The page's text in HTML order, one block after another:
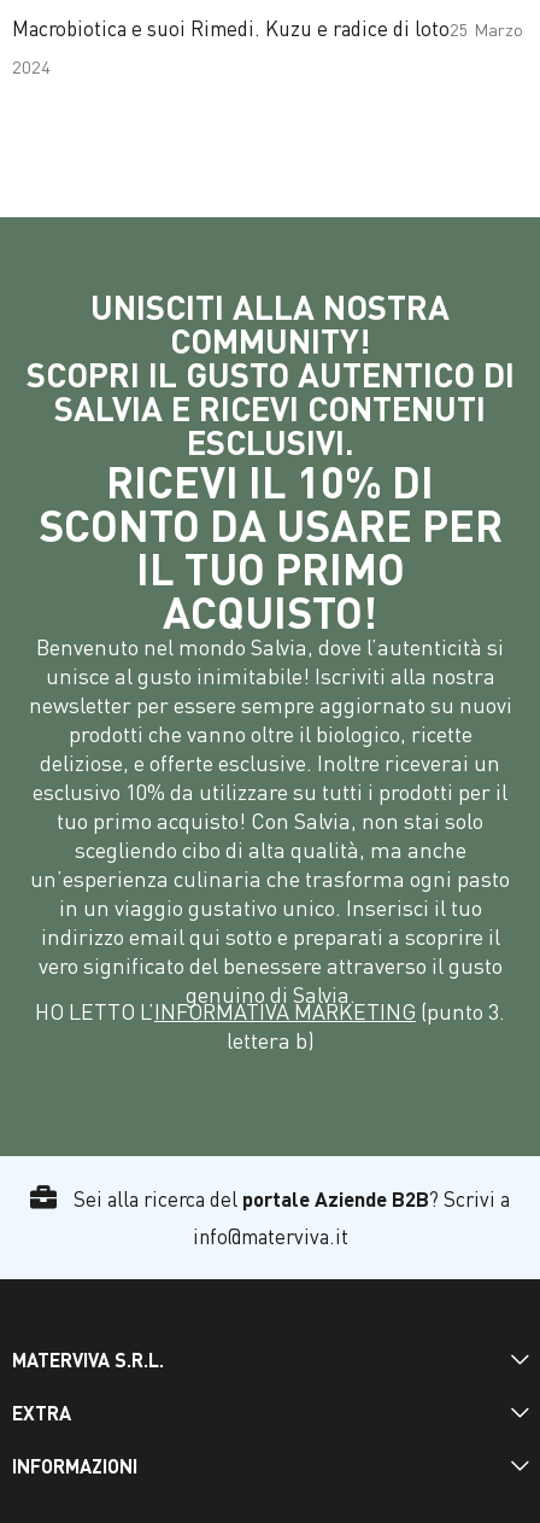
Macrobiotica e suoi Rimedi. Kuzu e radice di loto25 Marzo
2024
UNISCITI ALLA NOSTRA
COMMUNITY!
SCOPRI IL GUSTO AUTENTICO DI
SALVIA E RICEVI CONTENUTI
ESCLUSIVI.
RICEVI IL 10% DI
SCONTO DA USARE PER
IL TUO PRIMO
ACQUISTO!
Benvenuto nel mondo Salvia, dove l’autenticità si
unisce al gusto inimitabile! Iscriviti alla nostra
newsletter per essere sempre aggiornato su nuovi
prodotti che vanno oltre il biologico, ricette
deliziose, e offerte esclusive. Inoltre riceverai un
esclusivo 10% da utilizzare su tutti i prodotti per il
tuo primo acquisto! Con Salvia, non stai solo
scegliendo cibo di alta qualità, ma anche
un’esperienza culinaria che trasforma ogni pasto
in un viaggio gustativo unico. Inserisci il tuo
indirizzo email qui sotto e preparati a scoprire il
vero significato del benessere attraverso il gusto
genuino di Salvia.
HO LETTO L’INFORMATIVA MARKETING (punto 3.
lettera b)
Sei alla ricerca del portale Aziende B2B? Scrivi a
info@materviva.it
MATERVIVA S.R.L.
EXTRA
INFORMAZIONI